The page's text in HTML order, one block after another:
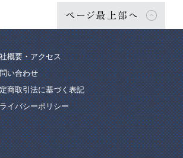
ページ最上部へ
概要・アクセス
い合わせ
商取引法に基づく表記
イバシーポリシー